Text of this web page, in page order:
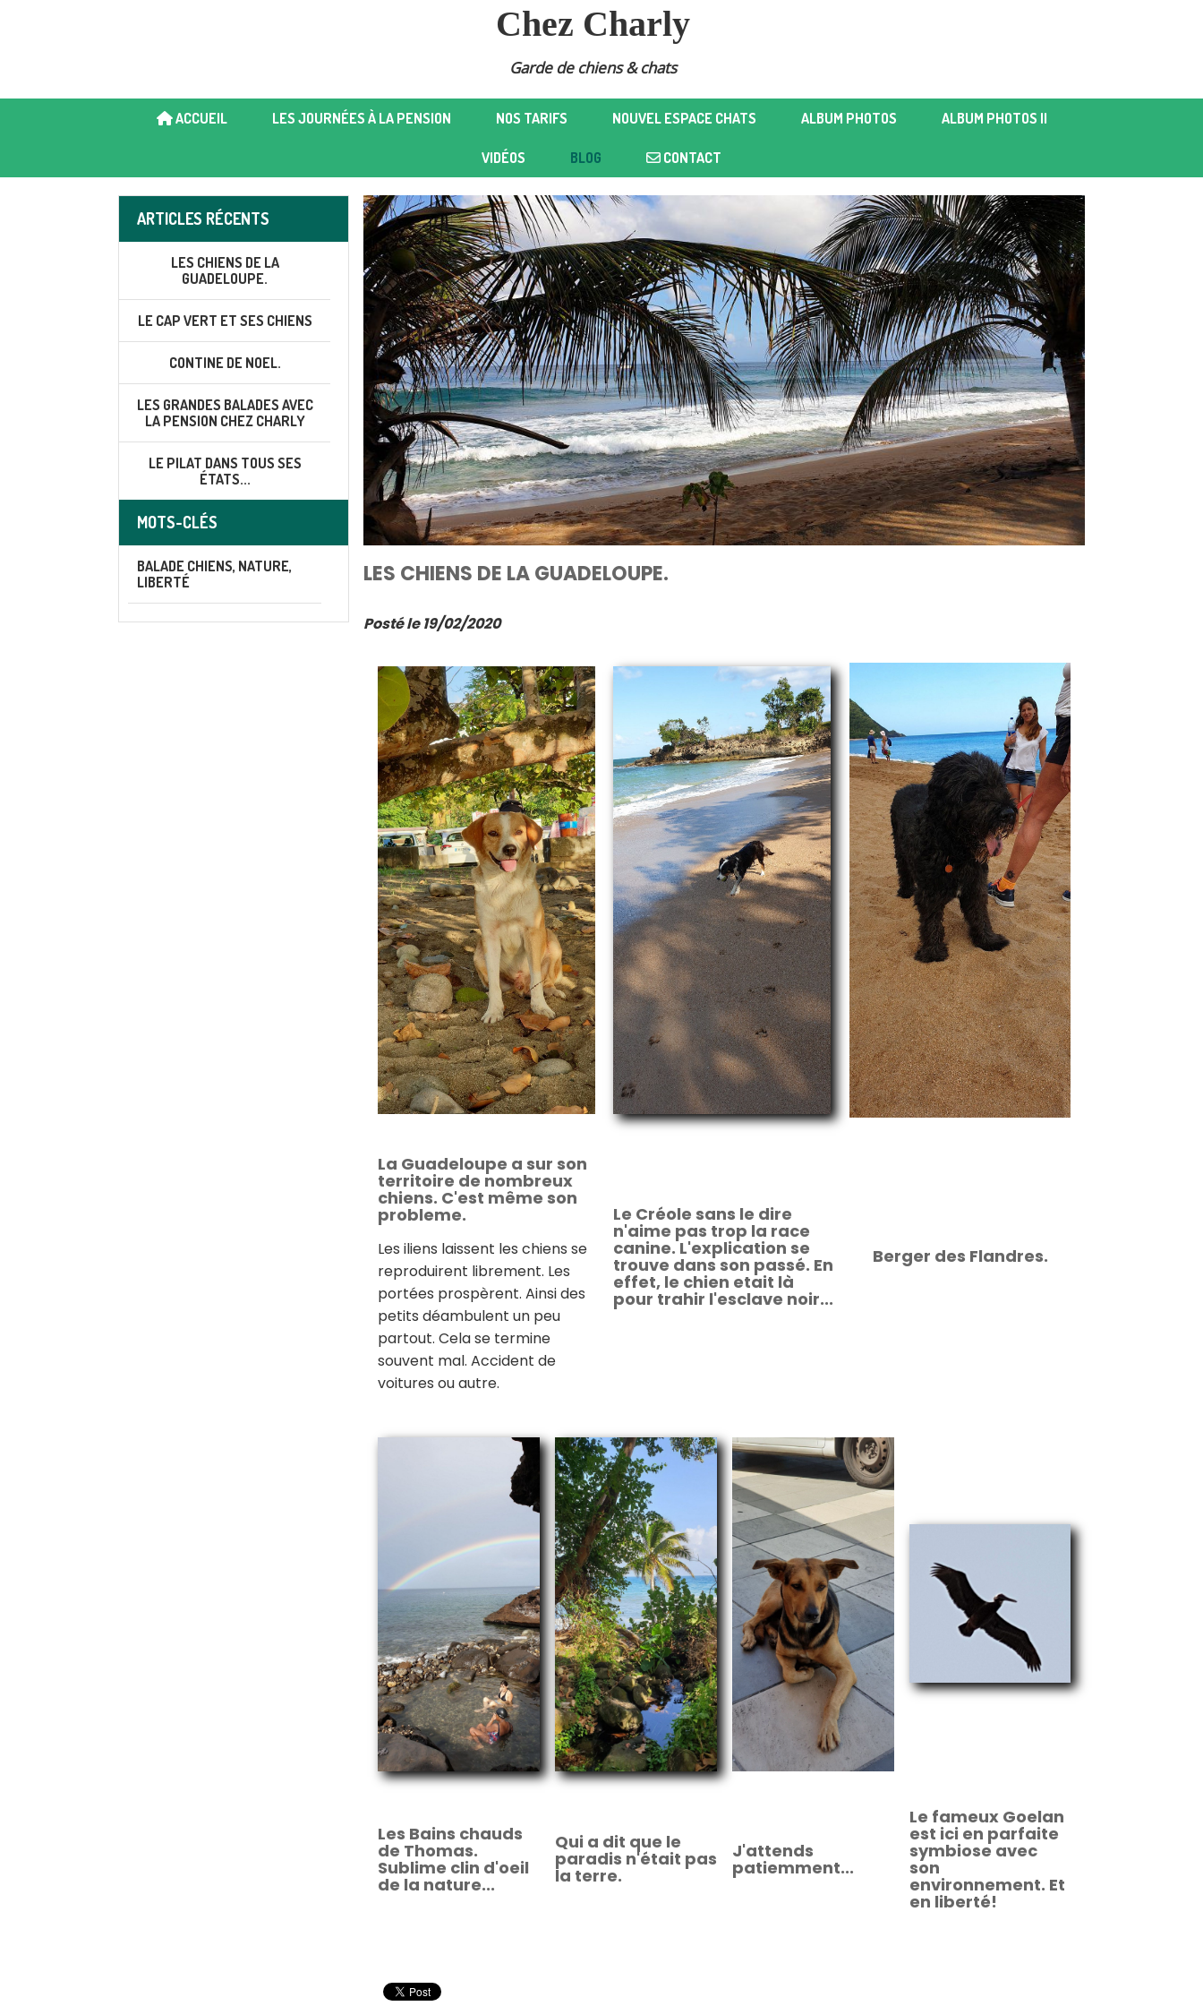
Chez Charly
Garde de chiens & chats
ACCUEIL LES JOURNÉES À LA PENSION NOS TARIFS NOUVEL ESPACE CHATS ALBUM PHOTOS ALBUM PHOTOS II
VIDÉOS BLOG CONTACT
LES CHIENS DE LA GUADELOUPE.
Posté le 19/02/2020
La Guadeloupe a sur son
territoire de nombreux
chiens. C'est même son
probleme.
Les iliens laissent les chiens se
reproduirent librement. Les
portées prospèrent. Ainsi des
petits déambulent un peu
partout. Cela se termine
souvent mal. Accident de
voitures ou autre.
Le Créole sans le dire
n'aime pas trop la race
canine. L'explication se
trouve dans son passé. En
effet, le chien etait là
pour trahir l'esclave noir...
Berger des Flandres.
Les Bains chauds
de Thomas.
Sublime clin d'oeil
de la nature...
Qui a dit que le
paradis n'était pas
la terre.
J'attends
patiemment...
Le fameux Goelan
est ici en parfaite
symbiose avec
son
environnement. Et
en liberté!
ARTICLES RÉCENTS
LES CHIENS DE LA
GUADELOUPE.
LE CAP VERT ET SES CHIENS
CONTINE DE NOEL.
LES GRANDES BALADES AVEC
LA PENSION CHEZ CHARLY
LE PILAT DANS TOUS SES
ÉTATS...
MOTS-CLÉS
BALADE CHIENS, NATURE,
LIBERTÉ